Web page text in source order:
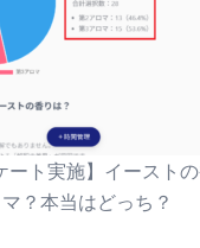
ート実施】イースト
？本当はどっち？